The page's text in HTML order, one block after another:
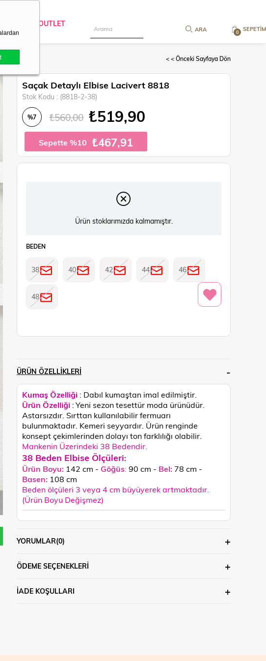
SEPETIM
0
OUTLET
< < Önceki Sayfaya Dön
Saçak Detaylı Elbise Lacivert 8818
Stok Kodu (8818-2-38)
%7 ₺560,00 ₺519,90
Sepette %10 ₺467,91
Ürün stoklarımızda kalmamıştır.
BEDEN
38 40 42 44 46
48
ÜRÜN ÖZELLIKLERI
Kumaş Özelliği : Dabıl kumaştan imal edilmiştir.
Ürün Özelliği :Yeni sezon tesettür moda ürünüdür.
Astarsızdır. Sırttan kullanılabilir fermuarı
bulunmaktadır. Kemeri seyyardır. Ürün renginde
konsept çekimlerinden dolayı ton farklılığı olabilir.
Mankenin Üzerindeki 38 Bedendir.
38 Beden Elbise Ölçüleri:
Ürün Boyu: 142 cm - Göğüs: 90 cm - Bel: 78 cm -
Basen: 108 cm
Beden ölçüleri 3 veya 4 cm büyüyerek artmaktadır.
(Ürün Boyu Değişmez)
YORUMLAR(0)
ÖDEME SEÇENEKLERI
İADE KOŞULLARI